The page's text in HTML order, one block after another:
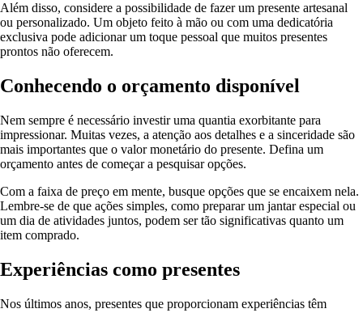
Além disso, considere a possibilidade de fazer um presente artesanal
ou personalizado. Um objeto feito à mão ou com uma dedicatória
exclusiva pode adicionar um toque pessoal que muitos presentes
prontos não oferecem.
Conhecendo o orçamento disponível
Nem sempre é necessário investir uma quantia exorbitante para
impressionar. Muitas vezes, a atenção aos detalhes e a sinceridade são
mais importantes que o valor monetário do presente. Defina um
orçamento antes de começar a pesquisar opções.
Com a faixa de preço em mente, busque opções que se encaixem nela.
Lembre-se de que ações simples, como preparar um jantar especial ou
um dia de atividades juntos, podem ser tão significativas quanto um
item comprado.
Experiências como presentes
Nos últimos anos, presentes que proporcionam experiências têm